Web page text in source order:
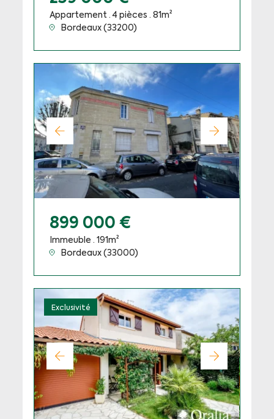
Appartement · 4 pièces · 81m²
Bordeaux (33200)
899 000 €
Immeuble · 191m²
Bordeaux (33000)
Exclusivité